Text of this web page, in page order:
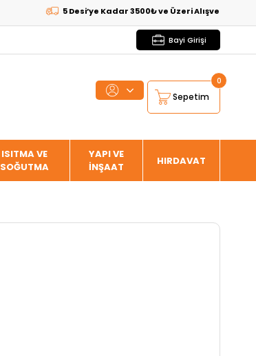
5 Desi’ye Kadar 3500₺ ve Üzeri Alışverişlerde
Bayi Girişi
Sepetim
0
ISITMA VE
SOĞUTMA
YAPI VE
İNŞAAT
HIRDAVAT